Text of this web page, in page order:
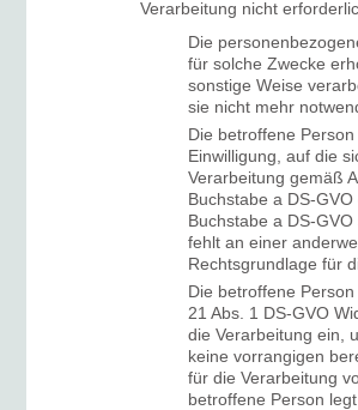
Verarbeitung nicht
Die
für solche Zwecke
sonstige Weise
sie nicht mehr
Die betroffene
Einwilligung, auf die
Verarbeitung gemäß
Buchstabe a DS-
Buchstabe a DS-
fehlt an einer
Rechtsgrundlage für
Die betroffene Person
21 Abs. 1 DS-GVO
die Verarbeitung ein,
keine vorrangigen
für die Verarbeitung
betroffene Person